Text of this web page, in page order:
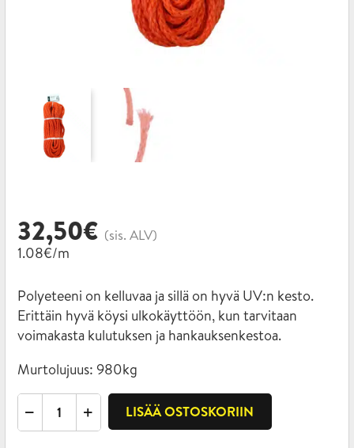
32,50€ (sis. ALV)
1.08€/m
Polyeteeni on kelluvaa ja sillä on hyvä UV:n kesto.
Erittäin hyvä köysi ulkokäyttöön, kun tarvitaan
voimakasta kulutuksen ja hankauksenkestoa.
Murtolujuus: 980kg
Palmikoitu
polyeteeni
LISÄÄ OSTOSKORIIN